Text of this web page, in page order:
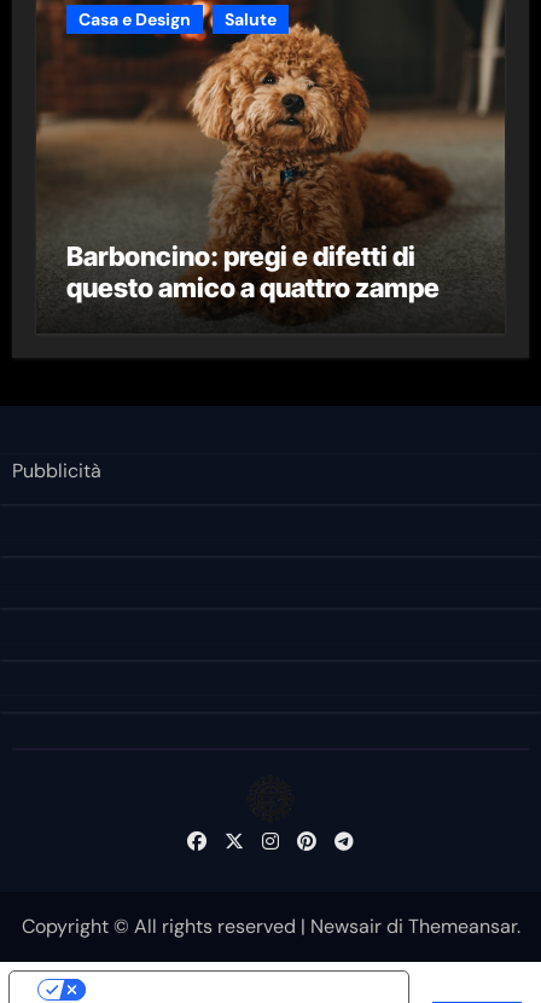
Casa e Design Salute
Barboncino: pregi e difetti di
questo amico a quattro zampe
Pubblicità
Copyright © All rights reserved | Newsairdi Themeansar.
Le tue preferenze relative alla privacy